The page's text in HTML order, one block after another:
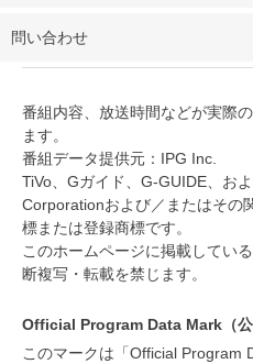
問い合わせ
番組内容、放送時間などが実際
ます。
番組データ提供元：IPG Inc.
TiVo、Gガイド、G-GUIDE、お
Corporationおよび／またはその
標または登録商標です。
このホームページに掲載してい
断複写・転載を禁じます。
Official Program Data Mark（公
このマークは「Official Program